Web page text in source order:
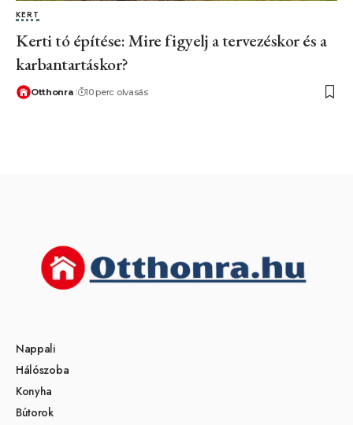
KERT
Kerti tó építése: Mire figyelj a tervezéskor és a
karbantartáskor?
Otthonra 10 perc olvasás
Nappali
Hálószoba
Konyha
Bútorok